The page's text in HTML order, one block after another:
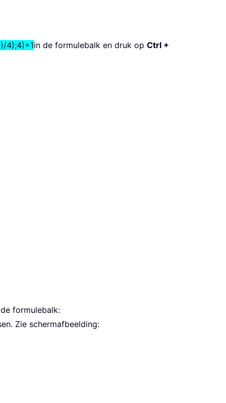
4);4)+1in de formulebalk en druk op Ctrl +
formulebalk:
Zie schermafbeelding: